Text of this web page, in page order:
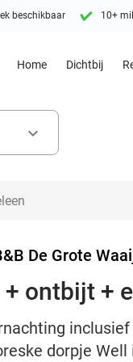
beschikbaar 10+
Home Dichtbij
keyboard_arrow_down
De Grote
ontbijt +
dorpje